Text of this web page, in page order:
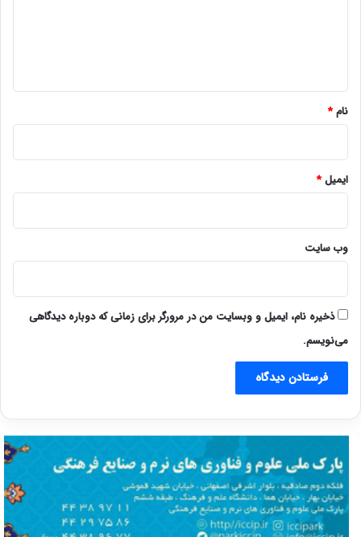
نام*
ایمیل*
وب‌ سایت
ذخیره نام، ایمیل و وبسایت من در مرورگر برای زمانی که دوباره دیدگاهی
می‌نویسم.